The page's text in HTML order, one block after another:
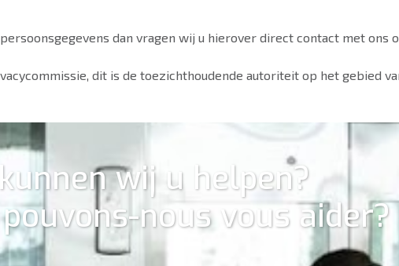
dan vragen wij u hierover direct contact met ons
dit is de toezichthoudende autoriteit op het gebied
wij u helpen?
nous vous aider?